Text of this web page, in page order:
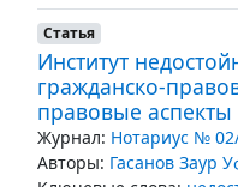
Статья
Институт
гражданско-
правовые аспекты
Журнал: Нотариус №
Авторы: Гасанов Заур